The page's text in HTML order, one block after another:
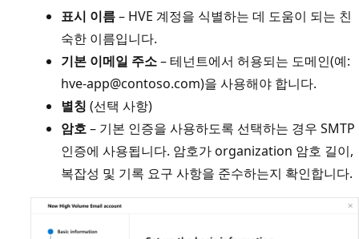
표시 이름– HVE 계정을 식별하는 데 도움이 되는 친
숙한 이름입니다.
기본 이메일 주소– 테넌트에서 허용되는 도메인(예:
hve-app@contoso.com)을 사용해야 합니다.
별칭 (선택 사항)
암호– 기본 인증을 사용하도록 선택하는 경우 SMTP
인증에 사용됩니다. 암호가 organization 암호 길이,
복잡성 및 기록 요구 사항을 준수하는지 확인합니다.